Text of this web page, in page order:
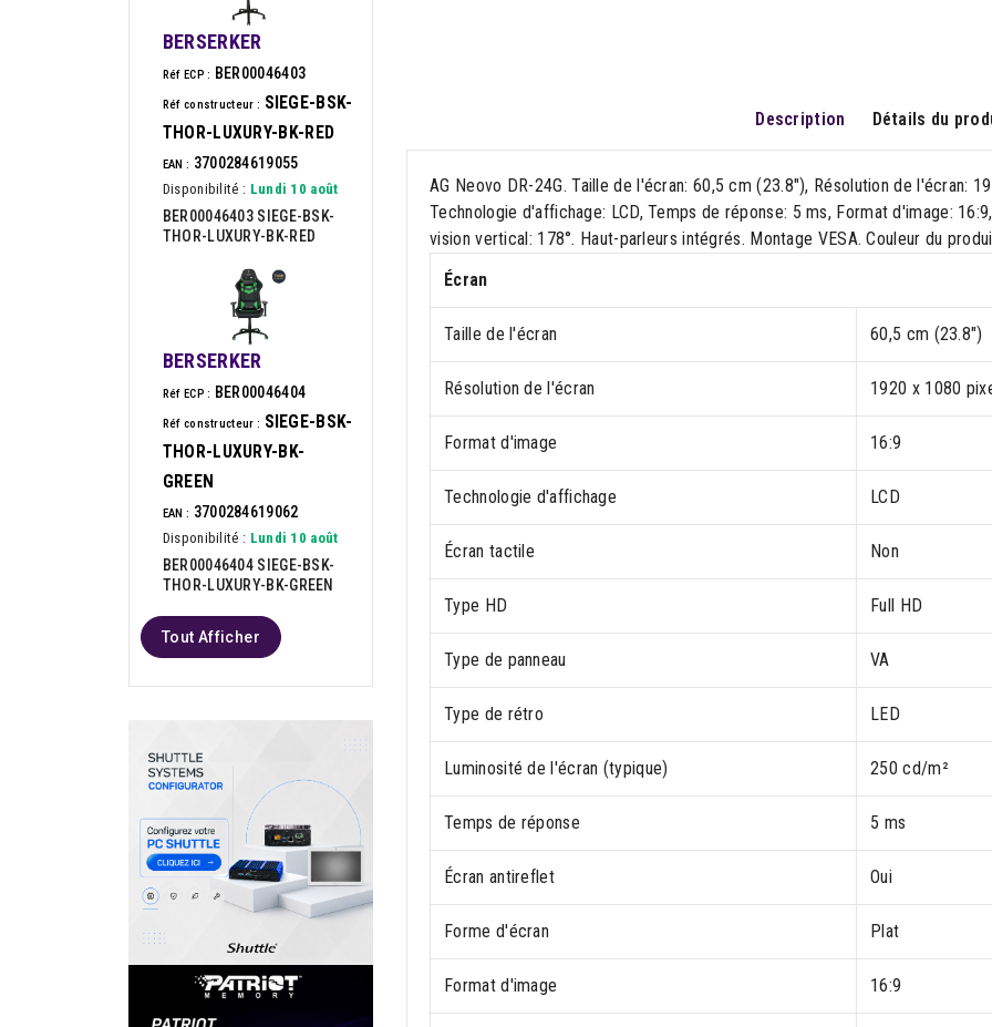
BERSERKER
Réf ECP : BER00046403
Réf constructeur : SIEGE-BSK-
THOR-LUXURY-BK-RED
EAN : 3700284619055
Disponibilité : Lundi 10 août
BER00046403 SIEGE-BSK-
THOR-LUXURY-BK-RED
BERSERKER
Réf ECP : BER00046404
Réf constructeur : SIEGE-BSK-
THOR-LUXURY-BK-
GREEN
EAN : 3700284619062
Disponibilité : Lundi 10 août
BER00046404 SIEGE-BSK-
THOR-LUXURY-BK-GREEN
Tout Afficher
Description Détails du
AG Neovo DR-24G. Taille de l'écran: 60,5 cm (23.8"), Résolution de l'écran:
Technologie d'affichage: LCD, Temps de réponse: 5 ms, Format d'image:
vision vertical: 178°. Haut-parleurs intégrés. Montage VESA. Couleur du
Écran
Taille de l'écran 60,5 cm (23.8")
Résolution de l'écran 1920 x 1080
Format d'image 16:9
Technologie d'affichage LCD
Écran tactile Non
Type HD Full HD
Type de panneau VA
Type de rétro LED
Luminosité de l'écran (typique) 250 cd/m²
Temps de réponse 5 ms
Écran antireflet Oui
Forme d'écran Plat
Format d'image 16:9